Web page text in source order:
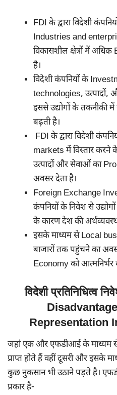
FDI के द्वारा विदेशी
Industries and
विकासशील क्षेत्रों में
है।
विदेशी कंपनियों के
technologies, उत्पादों, और
इससे उद्योगों के तकनीकी में
बढ़ती है।
FDI के द्वारा विदेशी
markets में विस्तार
उत्पादों और सेवाओं का
अवसर देता है।
Foreign Exchange
कंपनियों के निवेश से
के कारण देश की
इसके माध्यम से Local
बाजारों तक पहुंचने का
Economy को आत्मनिर्भर
विदेशी प्रतिनिधित्व
Representation
जहां एक और एफडीआई के माध्यम
प्राप्त होते हैं वहीं दूसरी और इसके
कुछ नुकसान भी उठाने पड़ते है।
प्रकार है-